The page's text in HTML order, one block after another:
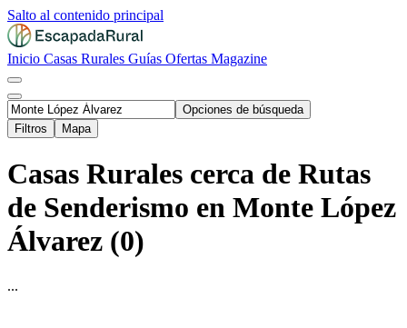
Salto al contenido principal
Inicio Casas Rurales Guías Ofertas Magazine
Opciones de búsqueda
Filtros
Mapa
Casas Rurales cerca de Rutas
de Senderismo en Monte López
Álvarez (0)
...